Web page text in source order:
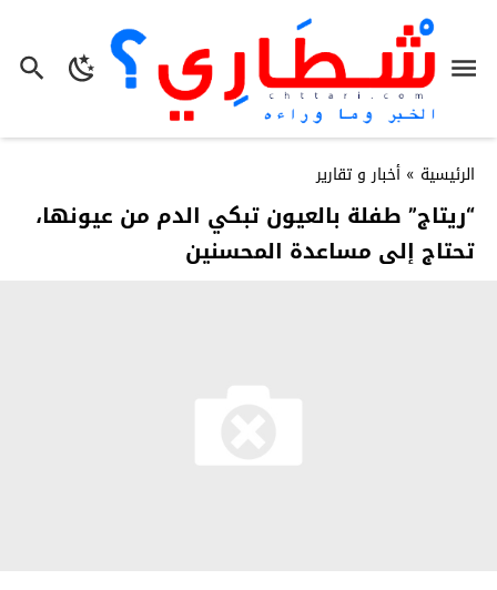
الرئيسية » أخبار و تقارير
“ريتاج” طفلة بالعيون تبكي الدم من عيونها،
تحتاج إلى مساعدة المحسنين